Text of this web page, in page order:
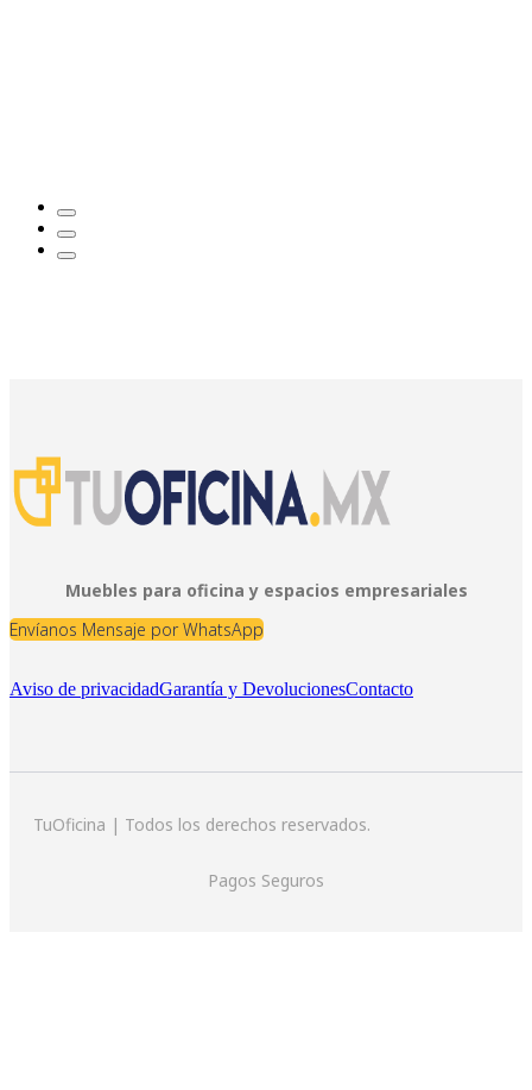
Muebles para oficina y espacios empresariales
Envíanos Mensaje por WhatsApp
Aviso de privacidadGarantía y DevolucionesContacto
TuOficina | Todos los derechos reservados.
Pagos Seguros